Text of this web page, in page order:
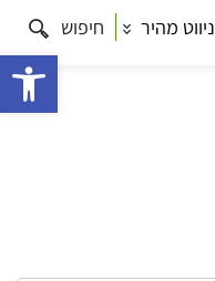
ניווט מהיר חיפוש